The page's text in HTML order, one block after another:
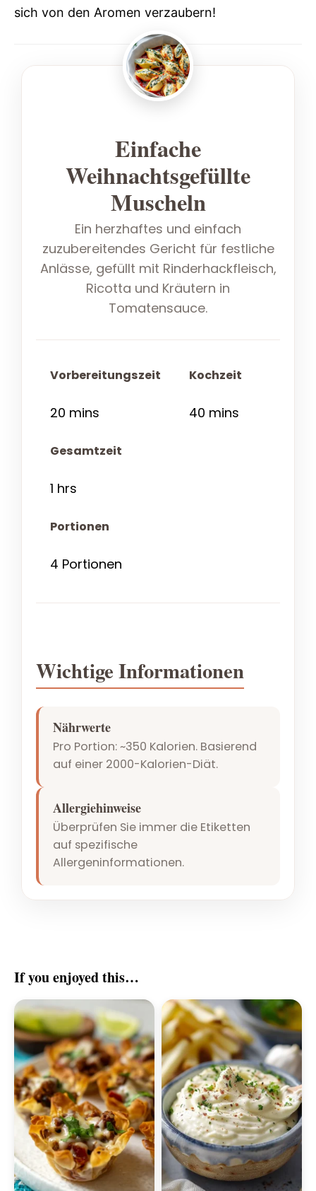
sich von den Aromen verzaubern!
Einfache
Weihnachtsgefüllte
Muscheln
Ein herzhaftes und einfach
zuzubereitendes Gericht für festliche
Anlässe, gefüllt mit Rinderhackfleisch,
Ricotta und Kräutern in
Tomatensauce.
Vorbereitungszeit
20 mins
Kochzeit
40 mins
Gesamtzeit
1 hrs
Portionen
4 Portionen
Wichtige Informationen
Nährwerte
Pro Portion: ~350 Kalorien. Basierend
auf einer 2000-Kalorien-Diät.
Allergiehinweise
Überprüfen Sie immer die Etiketten
auf spezifische
Allergeninformationen.
If you enjoyed this…